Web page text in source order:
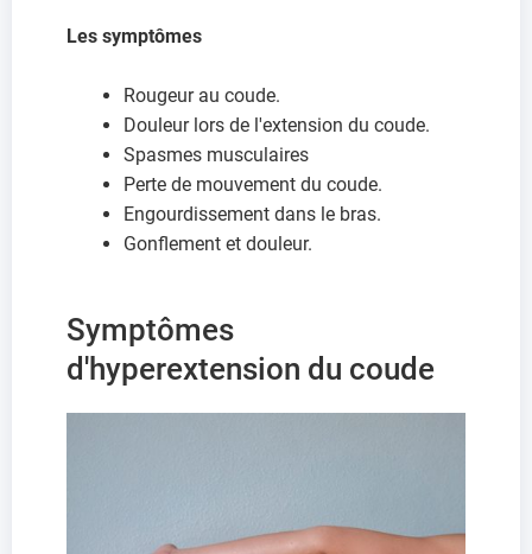
Les symptômes
Rougeur au coude.
Douleur lors de l'extension du coude.
Spasmes musculaires
Perte de mouvement du coude.
Engourdissement dans le bras.
Gonflement et douleur.
Symptômes
d'hyperextension du coude